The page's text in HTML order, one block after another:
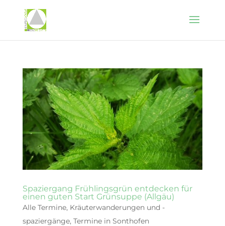
Spaziergang Frühlingsgrün entdecken für
einen guten Start Grünsuppe (Allgäu)
Alle Termine, Kräuterwanderungen und -
spaziergänge, Termine in Sonthofen